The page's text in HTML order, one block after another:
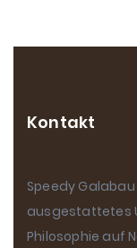
Kontakt
Speedy
ausgestattetes
Philosophie auf